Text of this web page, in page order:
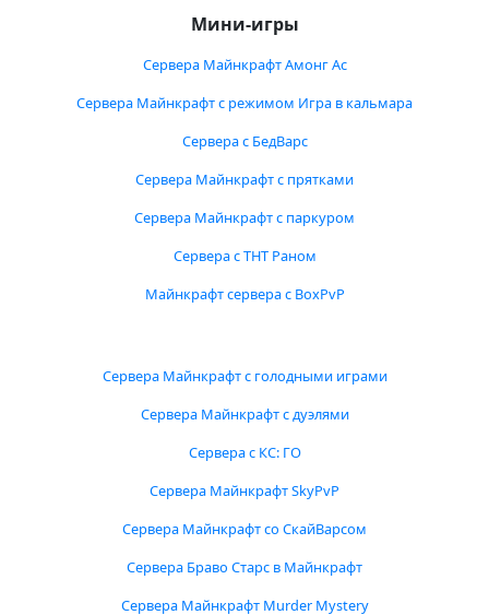
Мини-игры
Сервера Майнкрафт Амонг Ас
Сервера Майнкрафт с режимом Игра в кальмара
Сервера с БедВарс
Сервера Майнкрафт с прятками
Сервера Майнкрафт с паркуром
Сервера с ТНТ Раном
Майнкрафт сервера с BoxPvP
Сервера Майнкрафт с голодными играми
Сервера Майнкрафт с дуэлями
Сервера с КС: ГО
Сервера Майнкрафт SkyPvP
Сервера Майнкрафт со СкайВарсом
Сервера Браво Старс в Майнкрафт
Сервера Майнкрафт Murder Mystery